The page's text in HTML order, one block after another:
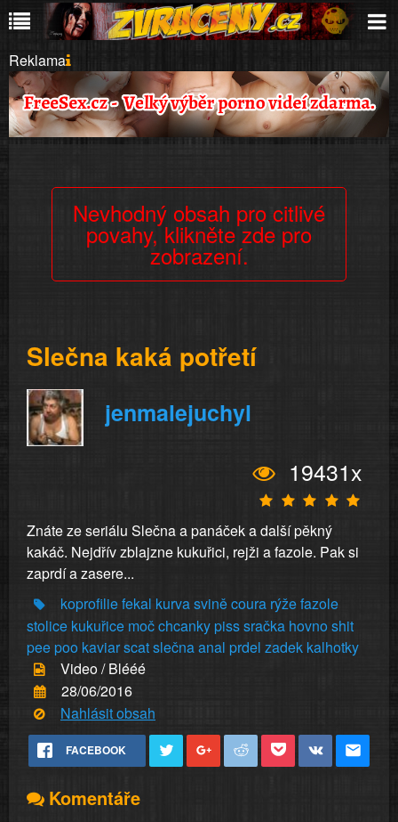
Reklama
Nevhodný obsah pro citlivé
povahy, klikněte zde pro
zobrazení.
Slečna kaká potřetí
jenmalejuchyl
19431x
Znáte ze seriálu Slečna a panáček a další pěkný
kakáč. Nejdřív zblajzne kukuřici, rejži a fazole. Pak si
zaprdí a zasere...
koprofiliefekal kurvasviněcoura rýžefazole
stolice kukuřice močchcankypisssračka hovnoshit
peepoo kaviarscatslečnaanal prdel zadek kalhotky
Video / Blééé
28/06/2016
Nahlásit obsah
FACEBOOK
Komentáře